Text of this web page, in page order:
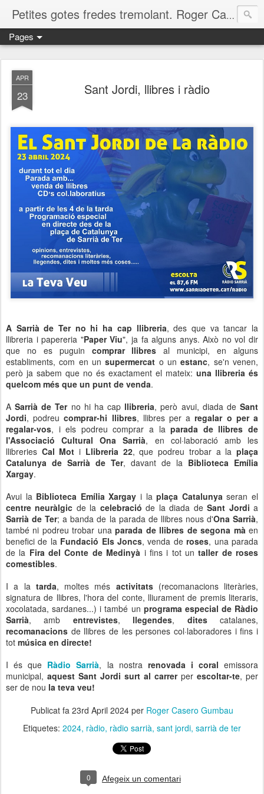
Petites gotes fredes tremolant. Roger Casero Gumbau. Girona
Pages
APR
23 Sant Jordi, llibres i ràdio
A Sarrià de Ter no hi ha cap llibreria, des que va tancar la
llibreria i papereria "Paper Viu", ja fa alguns anys. Això no vol dir
que no es puguin comprar llibresal municipi, en alguns
establiments, com en unsupermercat o unestanc, se'n venen,
però ja sabem que no és exactament el mateix: una llibreria és
quelcom més que un punt de venda.
A Sarrià de Terno hi ha cap llibreria, però avui, diada deSant
Jordi, podreucomprar-hi llibres, llibres per a regalar o per a
regalar-vos, i els podreu comprar a laparada de llibres de
l'Associació Cultural Ona Sarrià, en col·laboració amb les
llibreries Cal Moti Llibreria 22, que podreu trobar a laplaça
Catalunya de Sarrià de Ter, davant de la Biblioteca Emília
Xargay.
Avui la Biblioteca Emília Xargay i laplaça Catalunyaseran el
centre neuràlgic de la celebracióde la diada deSant Jordi a
Sarrià de Ter; a banda de la parada de llibres nous d'Ona Sarrià,
també ni podreu trobar unaparada de llibres de segona màen
benefici de la Fundació Els Joncs, venda deroses, una parada
de la Fira del Conte de Medinyà i fins i tot untaller de roses
comestibles.
I a la tarda, moltes més activitats (recomanacions literàries,
signatura de llibres, l'hora del conte, lliurament de premis literaris,
xocolatada, sardanes...) i també un programa especial de Ràdio
Sarrià, amb entrevistes, llegendes, ditescatalanes,
recomanacions de llibres de les persones col·laboradores i fins i
tot música en directe!
I és que Ràdio Sarrià, la nostra renovada i coral emissora
municipal, aquest Sant Jordi surt al carrer per escoltar-te, per
ser de nou la teva veu!
Publicat fa 23rd April 2024 per Roger Casero Gumbau
Etiquetes: 2024 ràdio ràdio sarrià sant jordi sarrià de ter
0 Afegeix un comentari